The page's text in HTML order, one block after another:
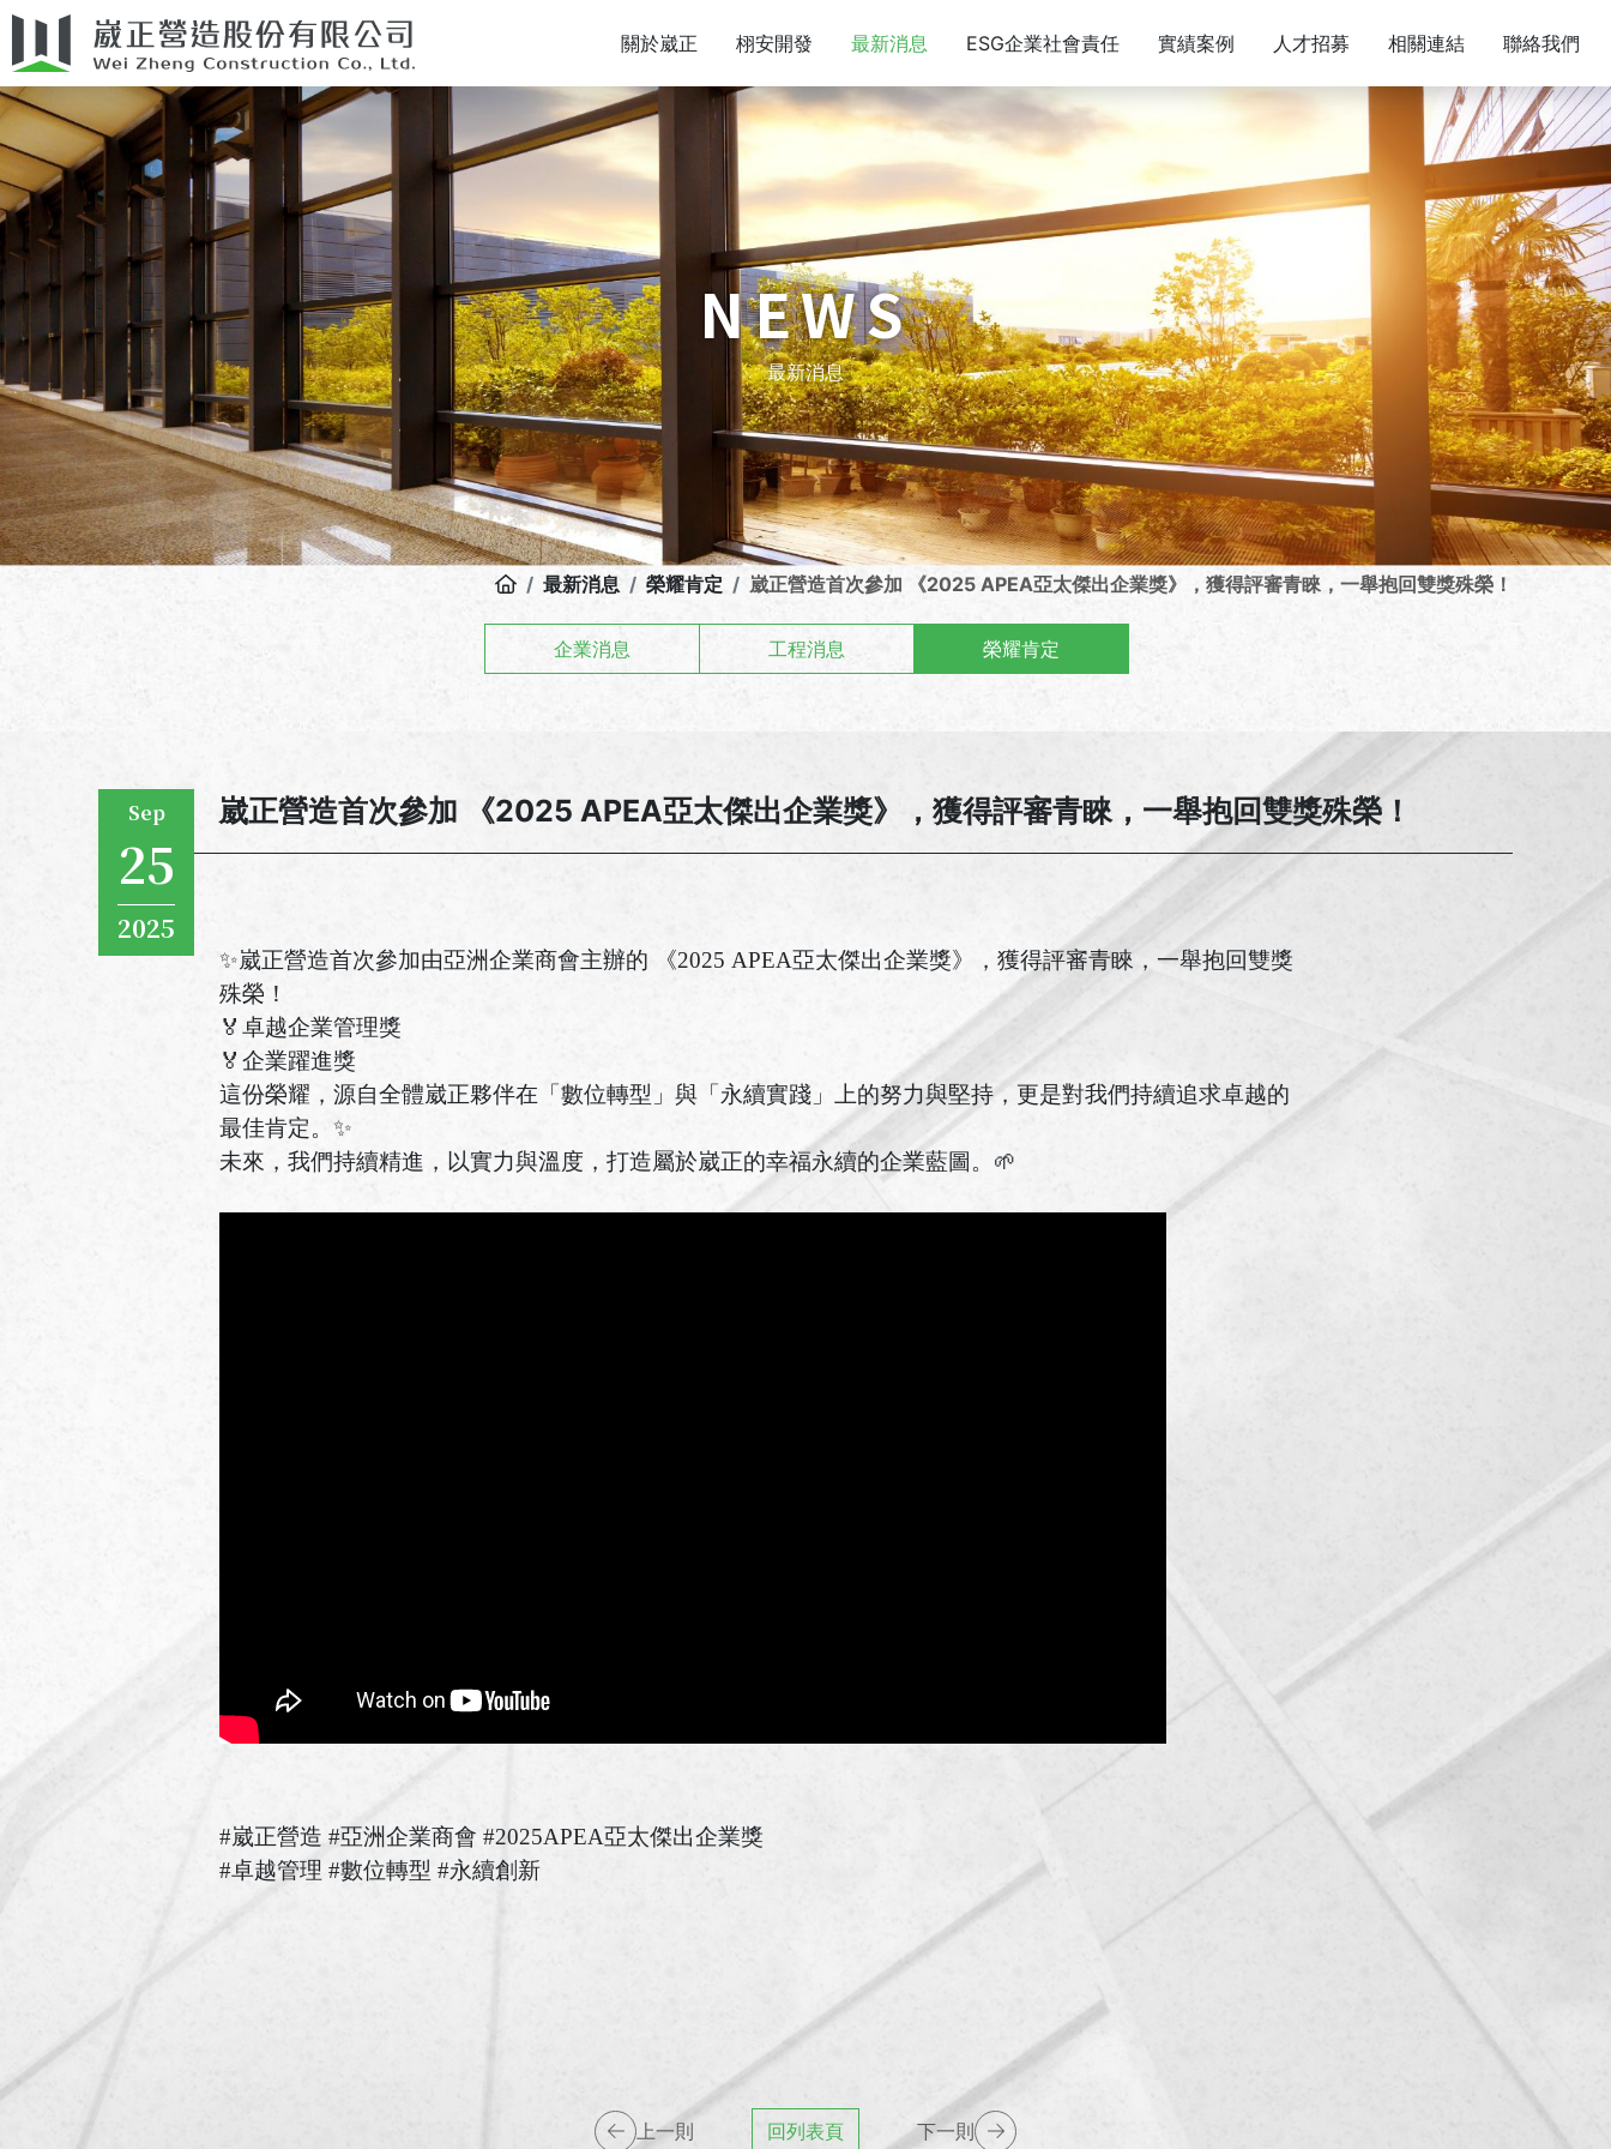
關於崴正 栩安開發 最新消息 ESG企業社會責任 實績案例 人才招募 相關連結 聯絡我們
NEWS
最新消息
最新消息 榮耀肯定 崴正營造首次參加 《2025 APEA亞太傑出企業獎》，獲得評審青睞，一舉抱回雙獎殊榮！
企業消息 工程消息 榮耀肯定
Sep
25
2025
崴正營造首次參加 《2025 APEA亞太傑出企業獎》，獲得評審青睞，一舉抱回雙獎殊榮！
✨崴正營造首次參加由亞洲企業商會主辦的 《2025 APEA亞太傑出企業獎》，獲得評審青睞，一舉抱回雙獎
殊榮！
🏅卓越企業管理獎
🏅企業躍進獎
這份榮耀，源自全體崴正夥伴在「數位轉型」與「永續實踐」上的努力與堅持，更是對我們持續追求卓越的
最佳肯定。✨
未來，我們持續精進，以實力與溫度，打造屬於崴正的幸福永續的企業藍圖。🌱
#崴正營造 #亞洲企業商會 #2025APEA亞太傑出企業獎
#卓越管理 #數位轉型 #永續創新
上一則 回列表頁 下一則